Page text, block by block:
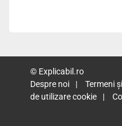
© Explicabil.ro
Despre noi
Termeni
de utilizare cookie